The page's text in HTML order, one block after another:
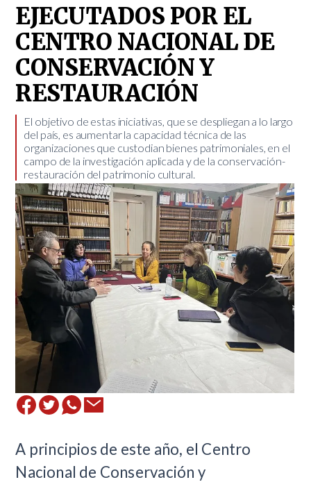
EJECUTADOS POR EL
CENTRO NACIONAL DE
CONSERVACIÓN Y
RESTAURACIÓN
​El objetivo de estas iniciativas, que se despliegan a lo largo
del país, es aumentar la capacidad técnica de las
organizaciones que custodian bienes patrimoniales, en el
campo de la investigación aplicada y de la conservación-
restauración del patrimonio cultural.
​A principios de este año, el Centro
Nacional de Conservación y